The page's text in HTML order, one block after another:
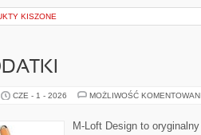
KISZONE
CZE - 1 - 2026 MOŻLIWOŚĆ
M-Loft Design to